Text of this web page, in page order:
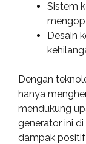
Sistem
Desain
Dengan
hanya
mendukung
generator ini
dampak